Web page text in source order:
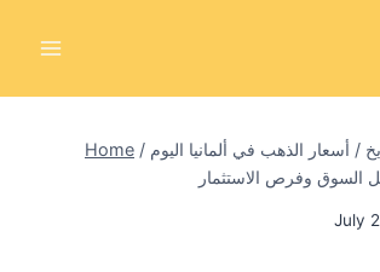
Home / / أسعار الذهب في ألمانيا اليوم
July